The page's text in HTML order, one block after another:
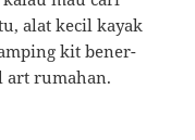
alat kecil kayak
kit bener-
art rumahan.